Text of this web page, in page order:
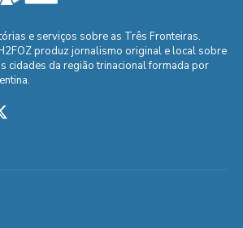
e serviços sobre as Três Fronteiras.
produz jornalismo original e local sobre
cidades da região trinacional formada por